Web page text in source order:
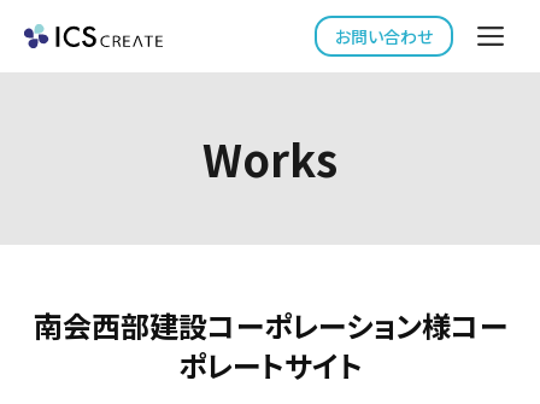
テ
キ
お問い合わせ
Works
南会西部建設コーポレーション様コー
ポレートサイト